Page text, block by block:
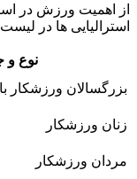
از اهمیت ورزش در
استرالیایی ها در
نوع و
بزرگسالان ورزشکار بالای
زنان ورزشکار
مردان ورزشکار